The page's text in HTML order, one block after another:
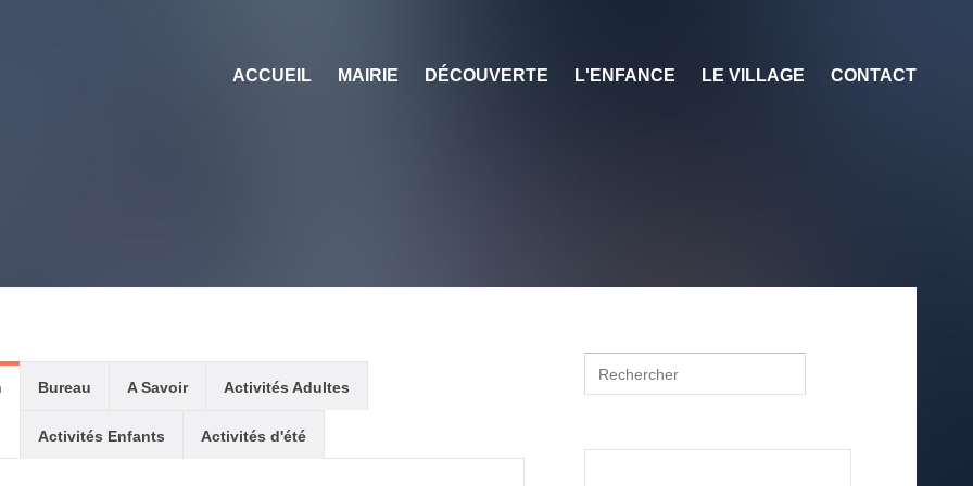
ACCUEIL MAIRIE DÉCOUVERTE L'ENFANCE LE VILLAGE CONTACT
Bureau A Savoir Activités Adultes
Activités Enfants Activités d'été